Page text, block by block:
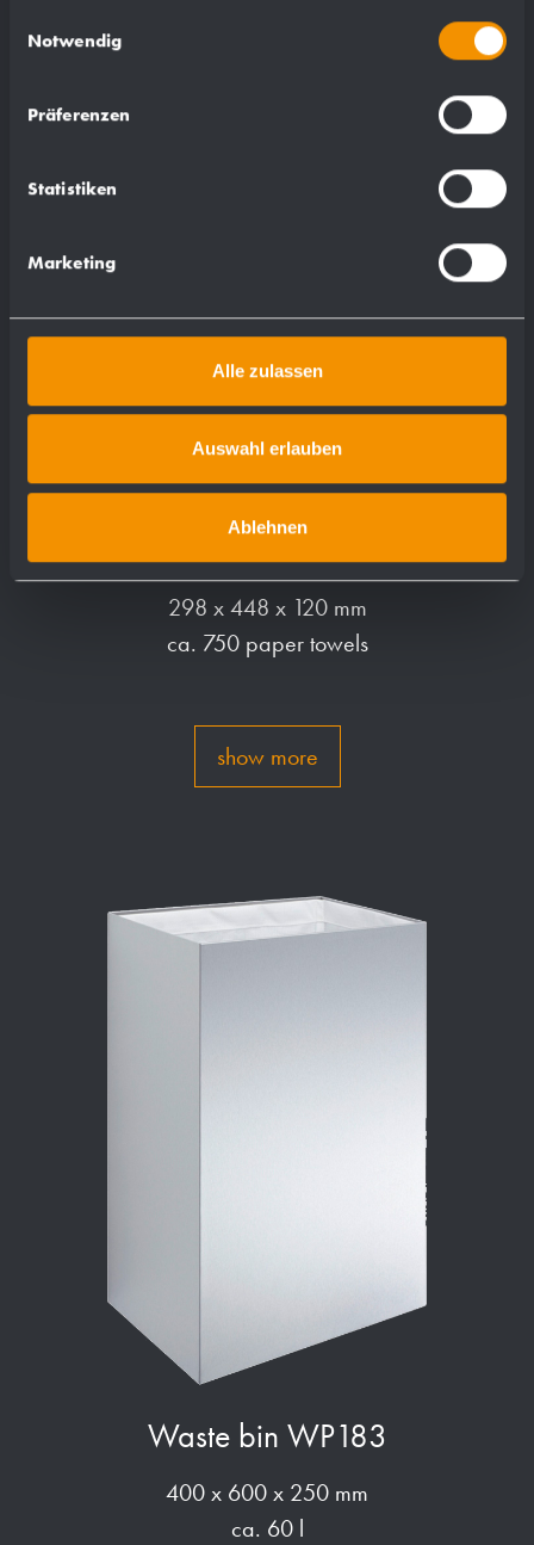
Notwendig
Präferenzen
Statistiken
Marketing
Alle zulassen
Auswahl erlauben
Ablehnen
298 x 448 x 120 mm
ca. 750 paper towels
show more
Waste bin WP183
400 x 600 x 250 mm
ca. 60 l